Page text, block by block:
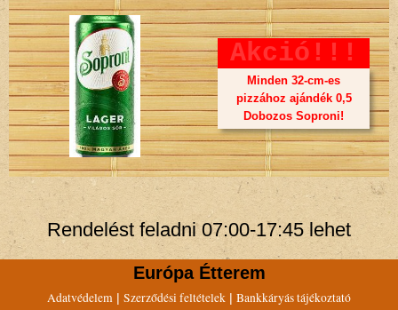
Akció!!!
Minden 32-cm-es
pizzához ajándék 0,5
Dobozos Soproni!
Rendelést feladni 07:00-17:45 lehet
Európa Étterem
Adatvédelem Szerződési feltételek Bankkáryás tájékoztató